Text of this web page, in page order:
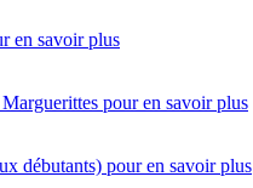
en savoir plus
pour en savoir plus
débutants) pour en savoir plus